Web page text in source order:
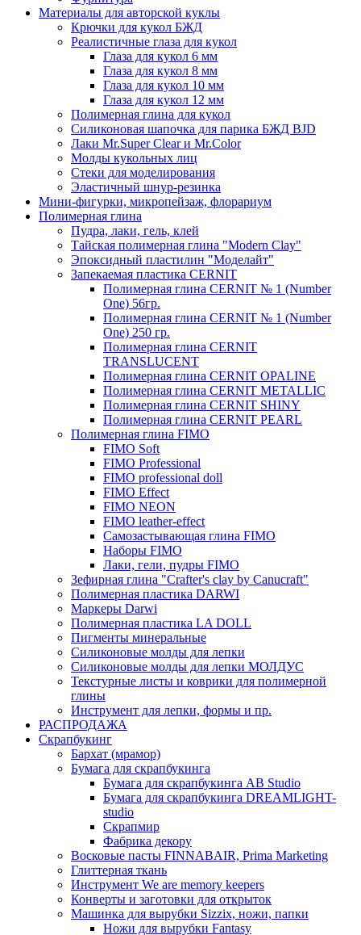
Материалы для авторской куклы
Крючки для кукол БЖД
Реалистичные глаза для кукол
Глаза для кукол 6 мм
Глаза для кукол 8 мм
Глаза для кукол 10 мм
Глаза для кукол 12 мм
Полимерная глина для кукол
Силиконовая шапочка для парика БЖД BJD
Лаки Mr.Super Clear и Mr.Color
Молды кукольных лиц
Стеки для моделирования
Эластичный шнур-резинка
Мини-фигурки, микропейзаж, флорариум
Полимерная глина
Пудра, лаки, гель, клей
Тайская полимерная глина "Modern Clay"
Эпоксидный пластилин "Моделайт"
Запекаемая пластика CERNIT
Полимерная глина CERNIT № 1 (Number
One) 56гр.
Полимерная глина CERNIT № 1 (Number
One) 250 гр.
Полимерная глина CERNIT
TRANSLUCENT
Полимерная глина CERNIT OPALINE
Полимерная глина CERNIT METALLIC
Полимерная глина CERNIT SHINY
Полимерная глина CERNIT PEARL
Полимерная глина FIMO
FIMO Soft
FIMO Professional
FIMO professional doll
FIMO Effect
FIMO NEON
FIMO leather-effect
Самозастывающая глина FIMO
Наборы FIMO
Лаки, гели, пудры FIMO
Зефирная глина "Crafter's clay by Canucraft"
Полимерная пластика DARWI
Маркеры Darwi
Полимерная пластика LA DOLL
Пигменты минеральные
Силиконовые молды для лепки
Силиконовые молды для лепки МОЛДУС
Текстурные листы и коврики для полимерной
глины
Инструмент для лепки, формы и пр.
РАСПРОДАЖА
Скрапбукинг
Бархат (мрамор)
Бумага для скрапбукинга
Бумага для скрапбукинга AB Studio
Бумага для скрапбукинга DREAMLIGHT-
studio
Скрапмир
Фабрика декору
Восковые пасты FINNABAIR, Prima Marketing
Глиттерная ткань
Инструмент We are memory keepers
Конверты и заготовки для открыток
Машинка для вырубки Sizzix, ножи, папки
Ножи для вырубки Fantasy